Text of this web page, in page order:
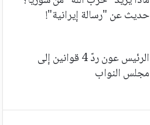
حديث عن "رسالة إيرانية"!
الرئيس عون ردّ 4 قوانين إلى
مجلس النواب